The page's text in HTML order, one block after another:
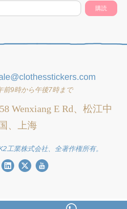
購読
前9時から午後7時まで
Wenxiang E Rd、松江中
国、上海
工業株式会社、全著作権所有。